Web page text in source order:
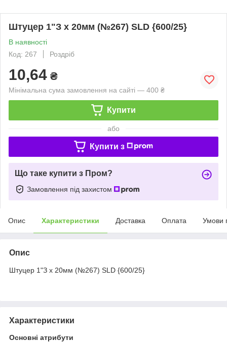
Штуцер 1"З х 20мм (№267) SLD {600/25}
В наявності
Код: 267
Роздріб
10,64 ₴
Мінімальна сума замовлення на сайті — 400 ₴
Купити
або
Купити з
Що таке купити з Пром?
Замовлення під захистом
Опис Характеристики Доставка Оплата Умови
Опис
Штуцер 1"З х 20мм (№267) SLD {600/25}
Характеристики
Основні атрибути